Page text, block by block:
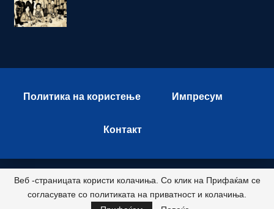
Политика на користење Импресум
Контакт
© 2026 - Istok Press. All Rights Reserved.
Развиено и хостирано од
Веб -страницата користи колачиња. Со клик на Прифаќам се
согласувате со политиката на приватност и колачиња.